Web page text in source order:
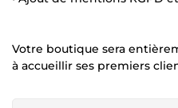
Votre boutique sera
à accueillir ses premiers